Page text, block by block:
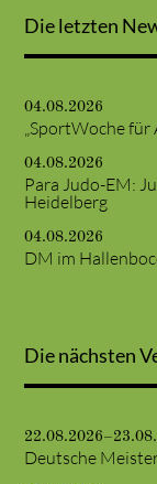
Die letzten
04.08.2026
„SportWoche für
04.08.2026
Para Judo-EM:
Heidelberg
04.08.2026
DM im
Die nächsten
Deutsche